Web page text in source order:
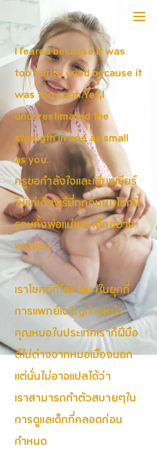
I feared because it was
too early,I cried because it
was too soon.Yet,I
underestimated the
strength in one as small
as you.
ครูขอกำลังใจและเสียงเชียร์
ให้แก่เด็กพรีมี่ทุกคนบนโลกนี้
รวมทั้งพ่อแม่ของเด็กอย่าง
พวกเขา
เราโชคดีที่ได้เกิดมาในยุคที่
การแพทย์เจริญก้าวหน้า
คุณหมอในประเทศเราก็ฝีมือ
ดีไม่ต่างจากหมอเมืองนอก
แต่นั่นไม่อาจแปลได้ว่า
เราสามารถทำตัวสบายๆใน
การดูแลเด็กที่คลอดก่อน
กำหนด